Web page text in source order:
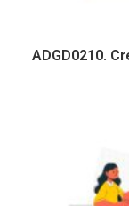
ADGD0210.